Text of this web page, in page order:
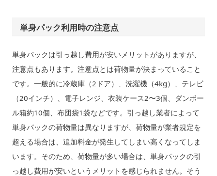
単身パック利用時の注意点
単身パックは引っ越し費用が安いメリットがありますが、
注意点もあります。注意点とは荷物量が決まっていること
です。一般的に冷蔵庫（2ドア）、洗濯機（4kg）、テレビ
（20インチ）、電子レンジ、衣装ケース2〜3個、ダンボー
ル箱約10個、布団袋1袋などです。引っ越し業者によって
単身パックの荷物量は異なりますが、荷物量が業者規定を
超える場合は、追加料金が発生してしまい高くなってしま
います。そのため、荷物量が多い場合は、単身パックの引
っ越し費用が安いというメリットを感じられません。そう